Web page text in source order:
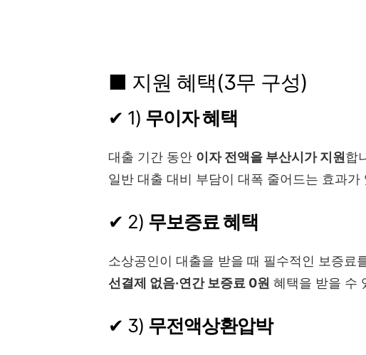
■ 지원 혜택(3무 구성)
✔ 1) 무이자 혜택
대출 기간 동안 이자 전액을 부산시가 지원합
일반 대출 대비 부담이 대폭 줄어드는 효과가
✔ 2) 무보증료 혜택
소상공인이 대출을 받을 때 필수적인 보증료
선결제 없음·연간 보증료 0원 혜택을 받을 수
✔ 3) 무전액상환압박